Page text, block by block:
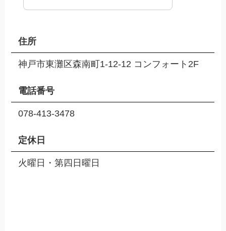
住所
神戸市東灘区森南町1-12-12 コンフォート2F
電話番号
078-413-3478
定休日
火曜日・第四日曜日